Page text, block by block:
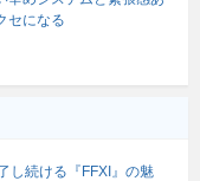
セになる
し続ける『FFXI』の魅